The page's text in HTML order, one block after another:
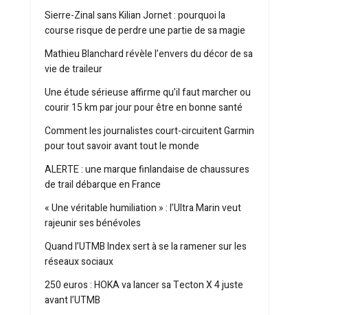
Sierre-Zinal sans Kilian Jornet : pourquoi la
course risque de perdre une partie de sa magie
Mathieu Blanchard révèle l’envers du décor de sa
vie de traileur
Une étude sérieuse affirme qu’il faut marcher ou
courir 15 km par jour pour être en bonne santé
Comment les journalistes court-circuitent Garmin
pour tout savoir avant tout le monde
ALERTE : une marque finlandaise de chaussures
de trail débarque en France
« Une véritable humiliation » : l’Ultra Marin veut
rajeunir ses bénévoles
Quand l’UTMB Index sert à se la ramener sur les
réseaux sociaux
250 euros : HOKA va lancer sa Tecton X 4 juste
avant l’UTMB